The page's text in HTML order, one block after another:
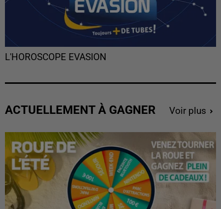
L'HOROSCOPE EVASION
ACTUELLEMENT À GAGNER Voir plus